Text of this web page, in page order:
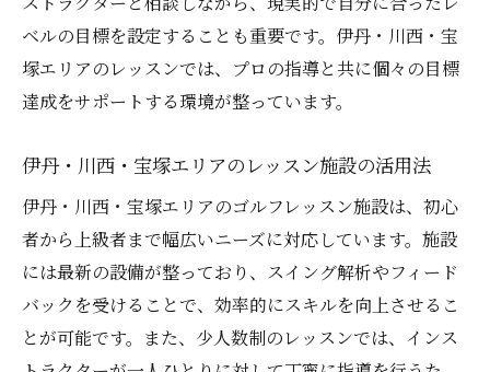
計画を見直し成功体験を積み重ねる方法
ゴルフを通じた人生の多様な可能性の発見
ベルの目標を設定することも重要です。伊丹・川西・宝
塚エリアのレッスンでは、プロの指導と共に個々の目標
達成をサポートする環境が整っています。
伊丹・川西・宝塚エリアのレッスン施設の活用法
伊丹・川西・宝塚エリアのゴルフレッスン施設は、初心
者から上級者まで幅広いニーズに対応しています。施設
には最新の設備が整っており、スイング解析やフィード
バックを受けることで、効率的にスキルを向上させるこ
とが可能です。また、少人数制のレッスンでは、インス